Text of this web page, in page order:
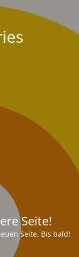
Seite!
Seite. Bis bald!